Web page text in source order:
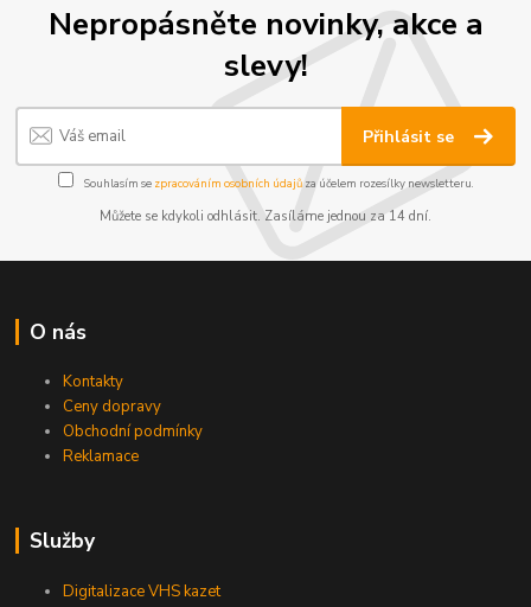
Nepropásněte novinky, akce a
slevy!
Přihlásit se
Souhlasím se zpracováním osobních údajůza účelem rozesílky newsletteru.
Můžete se kdykoli odhlásit. Zasíláme jednou za 14 dní.
O nás
Kontakty
Ceny dopravy
Obchodní podmínky
Reklamace
Služby
Digitalizace VHS kazet